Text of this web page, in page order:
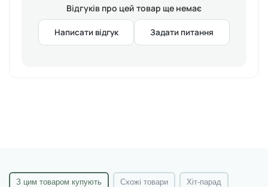
Відгуків про цей товар ще немає
Написати відгук Задати питання
З цим товаром купують Схожі товари Хіт-парад